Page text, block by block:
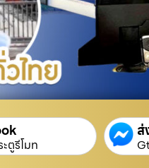
ตูรีโมท
ส่